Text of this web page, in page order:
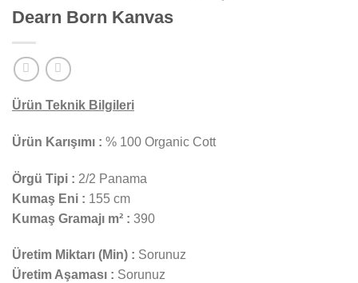
Dearn Born Kanvas
Ürün Teknik Bilgileri
Ürün Karışımı : % 100 Organic Cott
Örgü Tipi : 2/2 Panama
Kumaş Eni : 155 cm
Kumaş Gramajı m² : 390
Üretim Miktarı (Min) : Sorunuz
Üretim Aşaması : Sorunuz